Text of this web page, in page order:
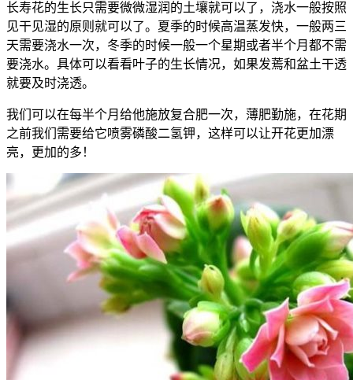
长寿花的生长只需要微微湿润的土壤就可以了，浇水一般按照
见干见湿的原则就可以了。夏季的时候高温蒸发快，一般两三
天需要浇水一次，冬季的时候一般一个星期或者半个月都不需
要浇水。具体可以看看叶子的生长情况，如果发蔫和盆土干透
就要及时浇透。
我们可以在每半个月给他施放复合肥一次，薄肥勤施，在花期
之前我们需要给它喷雾磷酸二氢钾，这样可以让开花更加漂
亮，更加的多！